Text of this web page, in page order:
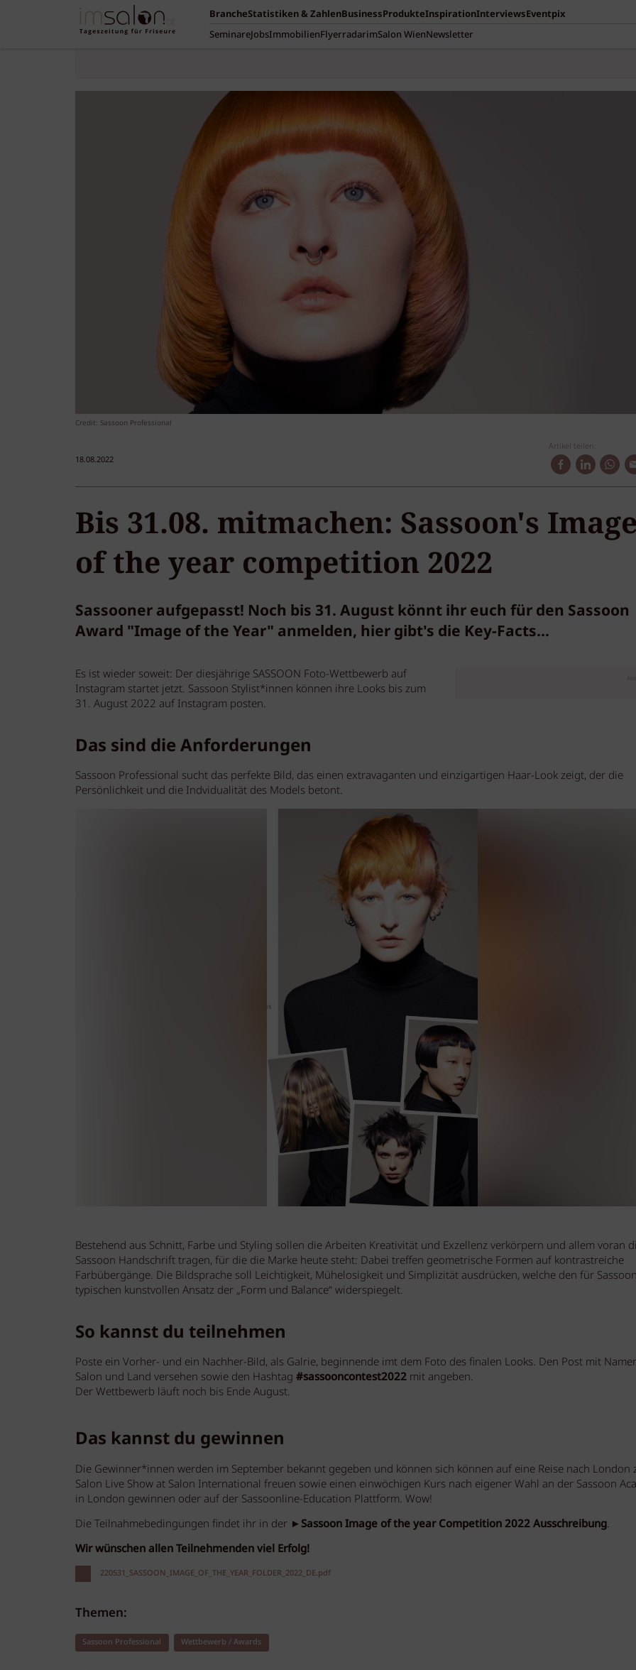
BrancheStatistiken & ZahlenBusinessProdukteInspirationInterviewsEventpix
SeminareJobsImmobilienFlyerradarimSalon WienNewsletter
Credit: Sassoon Professional
18.08.2022
Artikel teilen:
Bis 31.08. mitmachen: Sassoon's
of the year competition 2022
Sassooner aufgepasst! Noch bis 31. August könnt ihr euch für den Sassoon
Award "Image of the Year" anmelden, hier gibt's die Key-Facts...
Es ist wieder soweit: Der diesjährige SASSOON Foto-Wettbewerb auf
Instagram startet jetzt. Sassoon Stylist*innen können ihre Looks bis zum
31. August 2022 auf Instagram posten.
Das sind die Anforderungen
Sassoon Professional sucht das perfekte Bild, das einen extravaganten und einzigartigen Haar-Look zeigt, der die
Persönlichkeit und die Indvidualität des Models betont.
Bestehend aus Schnitt, Farbe und Styling sollen die Arbeiten Kreativität und Exzellenz verkörpern und allem voran
Sassoon Handschrift tragen, für die die Marke heute steht: Dabei treffen geometrische Formen auf kontrastreiche
Farbübergänge. Die Bildsprache soll Leichtigkeit, Mühelosigkeit und Simplizität ausdrücken, welche den für
typischen kunstvollen Ansatz der „Form und Balance“ widerspiegelt.
So kannst du teilnehmen
Poste ein Vorher- und ein Nachher-Bild, als Galrie, beginnende imt dem Foto des finalen Looks. Den Post mit
Salon und Land versehen sowie den Hashtag #sassooncontest2022mit angeben.
Der Wettbewerb läuft noch bis Ende August.
Das kannst du gewinnen
Die Gewinner*innen werden im September bekannt gegeben und können sich können auf eine Reise nach London
Salon Live Show at Salon International freuen sowie einen einwöchigen Kurs nach eigener Wahl an der Sassoon
in London gewinnen oder auf der Sassoonline-Education Plattform. Wow!
Die Teilnahmebedingungen findet ihr in der ►Sassoon Image of the year Competition 2022 Ausschreibung.
Wir wünschen allen Teilnehmenden viel Erfolg!
220531_SASSOON_IMAGE_OF_THE_YEAR_FOLDER_2022_DE.pdf
Themen:
Sassoon Professional Wettbewerb / Awards